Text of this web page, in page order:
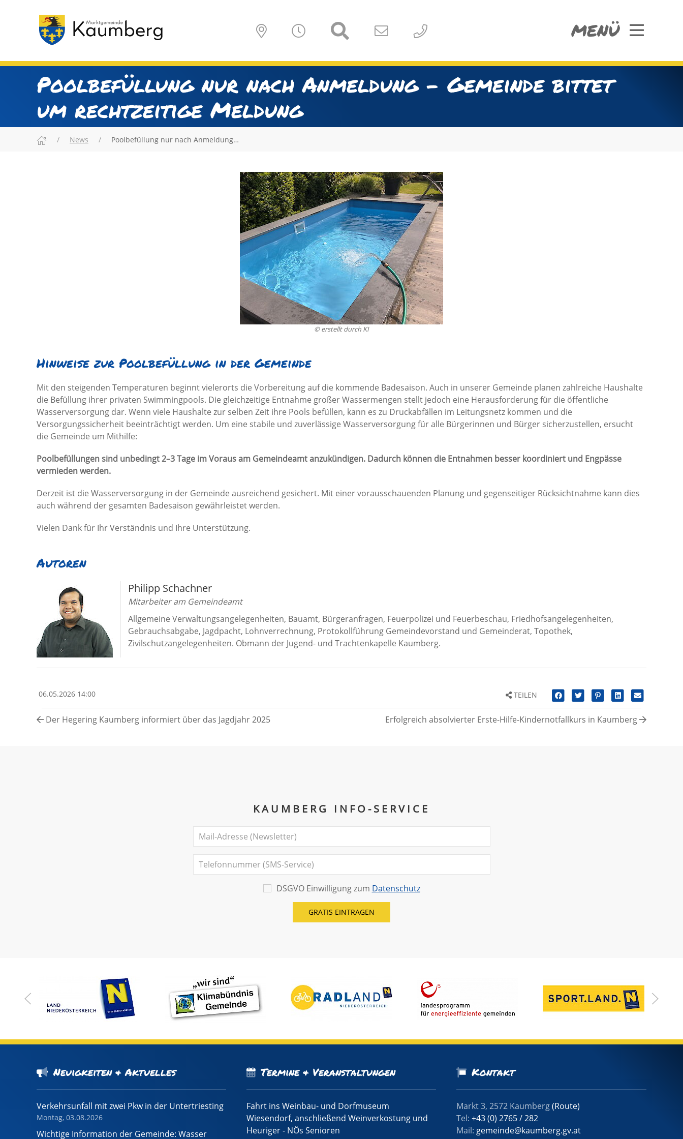
MENÜ
Poolbefüllung nur nach Anmeldung – Gemeinde bittet
um rechtzeitige Meldung
News Poolbefüllung nur nach Anmeldung…
© erstellt durch KI
Hinweise zur Poolbefüllung in der Gemeinde
Mit den steigenden Temperaturen beginnt vielerorts die Vorbereitung auf die kommende Badesaison. Auch in unserer Gemeinde planen zahlreiche Haushalte
die Befüllung ihrer privaten Swimmingpools. Die gleichzeitige Entnahme großer Wassermengen stellt jedoch eine Herausforderung für die öffentliche
Wasserversorgung dar. Wenn viele Haushalte zur selben Zeit ihre Pools befüllen, kann es zu Druckabfällen im Leitungsnetz kommen und die
Versorgungssicherheit beeinträchtigt werden. Um eine stabile und zuverlässige Wasserversorgung für alle Bürgerinnen und Bürger sicherzustellen, ersucht
die Gemeinde um Mithilfe:
Poolbefüllungen sind unbedingt 2–3 Tage im Voraus am Gemeindeamt anzukündigen. Dadurch können die Entnahmen besser koordiniert und Engpässe
vermieden werden.
Derzeit ist die Wasserversorgung in der Gemeinde ausreichend gesichert. Mit einer vorausschauenden Planung und gegenseitiger Rücksichtnahme kann dies
auch während der gesamten Badesaison gewährleistet werden.
Vielen Dank für Ihr Verständnis und Ihre Unterstützung.
Autoren
Philipp Schachner
Mitarbeiter am Gemeindeamt
Allgemeine Verwaltungsangelegenheiten, Bauamt, Bürgeranfragen, Feuerpolizei und Feuerbeschau, Friedhofsangelegenheiten,
Gebrauchsabgabe, Jagdpacht, Lohnverrechnung, Protokollführung Gemeindevorstand und Gemeinderat, Topothek,
Zivilschutzangelegenheiten. Obmann der Jugend- und Trachtenkapelle Kaumberg.
06.05.2026 14:00 TEILEN
Der Hegering Kaumberg informiert über das Jagdjahr 2025 Erfolgreich absolvierter Erste-Hilfe-Kindernotfallkurs in Kaumberg
KAUMBERG INFO-SERVICE
DSGVO Einwilligung zum Datenschutz
Neuigkeiten & Aktuelles
Verkehrsunfall mit zwei Pkw in der Untertriesting
Montag, 03.08.2026
Wichtige Information der Gemeinde: Wasser
Termine & Veranstaltungen
Fahrt ins Weinbau- und Dorfmuseum
Wiesendorf, anschließend Weinverkostung und
Heuriger - NÖs Senioren
Kontakt
Markt 3, 2572 Kaumberg(Route)
Tel:+43 (0) 2765 / 282
Mail: gemeinde@kaumberg.gv.at